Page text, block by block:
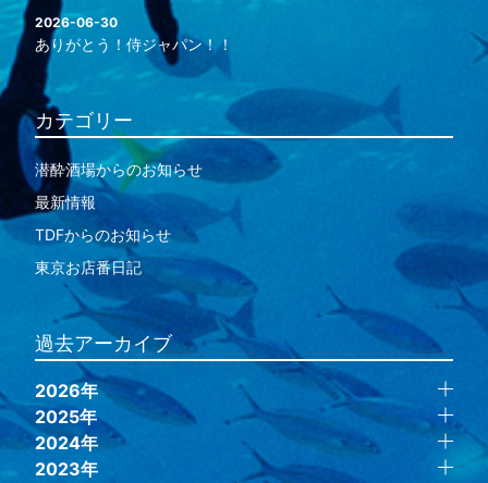
2026-06-30
ありがとう！侍ジャパン！！
カテゴリー
潜酔酒場からのお知らせ
最新情報
TDFからのお知らせ
東京お店番日記
過去アーカイブ
2026年
2025年
2024年
2023年